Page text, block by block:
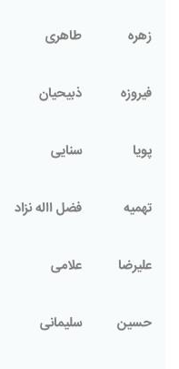
زهره طاهری
فیروزه ذبیحیان
پویا سنایی
تهمیه فضل االه نزاد
علیرضا علامی
حسین سلیمانی